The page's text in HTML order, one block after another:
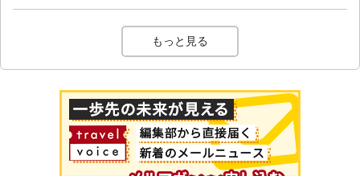
もっと見る